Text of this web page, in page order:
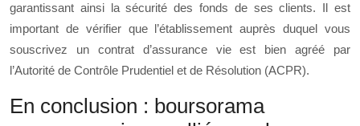
garantissant ainsi la sécurité des fonds de ses clients. Il est
important de vérifier que l’établissement auprès duquel vous
souscrivez un contrat d’assurance vie est bien agréé par
l’Autorité de Contrôle Prudentiel et de Résolution (ACPR).
En conclusion : boursorama